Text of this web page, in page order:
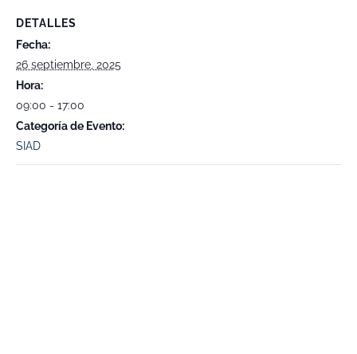
DETALLES
Fecha:
26 septiembre, 2025
Hora:
09:00 - 17:00
Categoría de Evento:
SIAD